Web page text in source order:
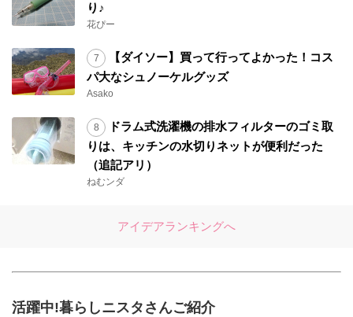
り♪
花ぴー
【ダイソー】買って行ってよかった！コス
パ大なシュノーケルグッズ
Asako
ドラム式洗濯機の排水フィルターのゴミ取
りは、キッチンの水切りネットが便利だった
（追記アリ）
ねむンダ
アイデアランキングへ
活躍中!暮らしニスタさんご紹介